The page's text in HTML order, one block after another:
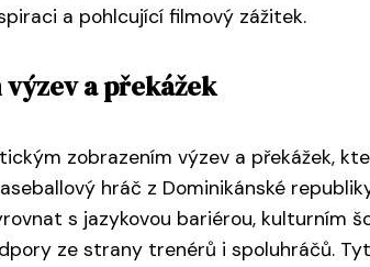
a pohlcující filmový zážitek.
a překážek
zobrazením výzev a překážek,
hráč z Dominikánské
s jazykovou bariérou, kulturním
ze strany trenérů i spoluhráčů.